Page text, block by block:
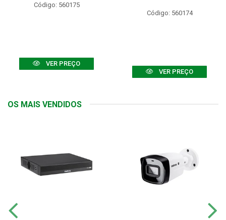
Código: 560175
VER PREÇO
Código: 560174
VER PREÇO
OS MAIS VENDIDOS